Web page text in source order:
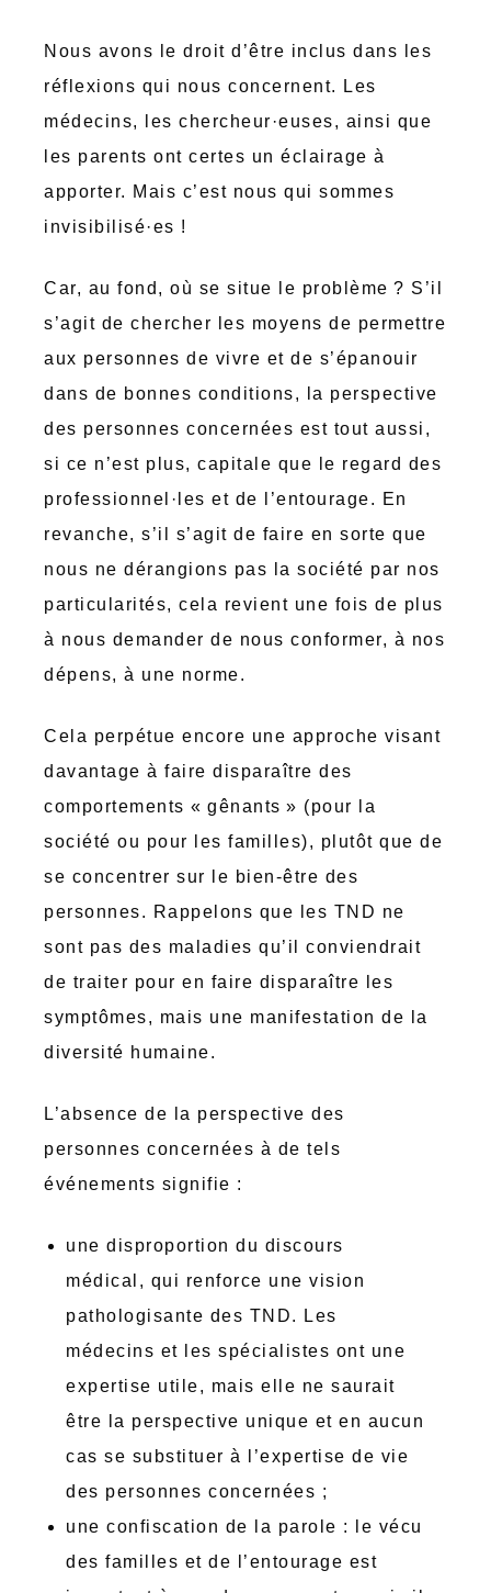
Nous avons le droit d’être inclus dans les
réflexions qui nous concernent. Les
médecins, les chercheur·euses, ainsi que
les parents ont certes un éclairage à
apporter. Mais c’est nous qui sommes
invisibilisé·es !
Car, au fond, où se situe le problème ? S’il
s’agit de chercher les moyens de permettre
aux personnes de vivre et de s’épanouir
dans de bonnes conditions, la perspective
des personnes concernées est tout aussi,
si ce n’est plus, capitale que le regard des
professionnel·les et de l’entourage. En
revanche, s’il s’agit de faire en sorte que
nous ne dérangions pas la société par nos
particularités, cela revient une fois de plus
à nous demander de nous conformer, à nos
dépens, à une norme.
Cela perpétue encore une approche visant
davantage à faire disparaître des
comportements « gênants » (pour la
société ou pour les familles), plutôt que de
se concentrer sur le bien-être des
personnes. Rappelons que les TND ne
sont pas des maladies qu’il conviendrait
de traiter pour en faire disparaître les
symptômes, mais une manifestation de la
diversité humaine.
L’absence de la perspective des
personnes concernées à de tels
événements signifie :
une disproportion du discours
médical, qui renforce une vision
pathologisante des TND. Les
médecins et les spécialistes ont une
expertise utile, mais elle ne saurait
être la perspective unique et en aucun
cas se substituer à l’expertise de vie
des personnes concernées ;
une confiscation de la parole : le vécu
des familles et de l’entourage est